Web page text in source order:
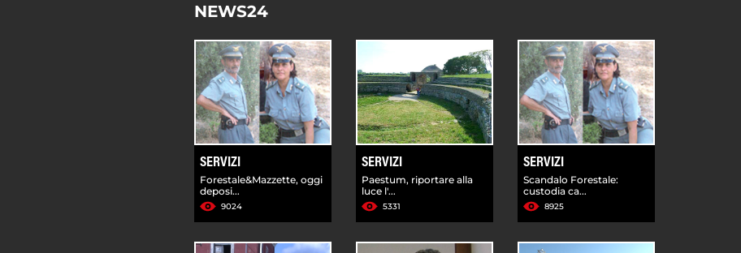
NEWS24
SERVIZI
Forestale&Mazzette, oggi
deposi...
9024
SERVIZI
Paestum, riportare alla
luce l'...
5331
SERVIZI
Scandalo Forestale:
custodia ca...
8925